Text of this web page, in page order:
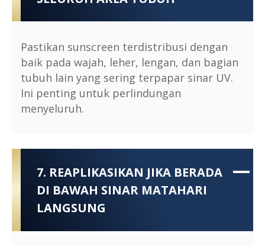
Pastikan sunscreen terdistribusi dengan
baik pada wajah, leher, lengan, dan bagian
tubuh lain yang sering terpapar sinar UV.
Ini penting untuk perlindungan
menyeluruh.
7. REAPLIKASIKAN JIKA BERADA
DI BAWAH SINAR MATAHARI
LANGSUNG